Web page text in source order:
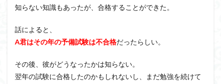
知らない知識もあったが、合格することができた。
話によると、
A君はその年の予備試験は不合格だったらしい。
その後、彼がどうなったかは知らない。
翌年の試験に合格したのかもしれないし、まだ勉強を続けて